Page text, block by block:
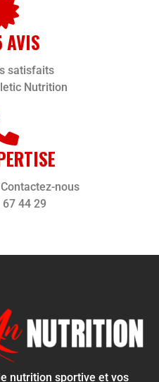
satisfaits
Nutrition
nous
44 29
nutrition sportive et vos